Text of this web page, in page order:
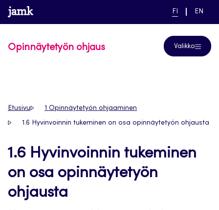
Siirry
suoraan
www.jamk.fi linkki pääsivustolle
NYKYINEN
FI
VAIHDA
EN
Opinnäytetyön ohjaus Valikko
Etusivu 1 Opinnäytetyön ohjaaminen
1.6 Hyvinvoinnin tukeminen on osa opinnäytetyön ohjausta
1.6 Hyvinvoinnin tukeminen
on osa opinnäytetyön
ohjausta